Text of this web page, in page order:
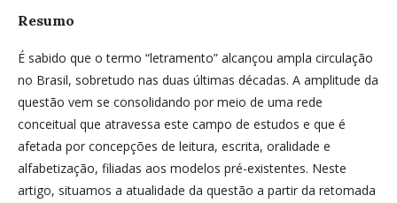
Resumo
É sabido que o termo “letramento” alcançou ampla circulação
no Brasil, sobretudo nas duas últimas décadas. A amplitude da
questão vem se consolidando por meio de uma rede
conceitual que atravessa este campo de estudos e que é
afetada por concepções de leitura, escrita, oralidade e
alfabetização, filiadas aos modelos pré-existentes. Neste
artigo, situamos a atualidade da questão a partir da retomada